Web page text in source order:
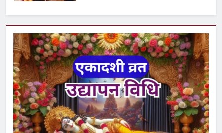
7
ekadashi vrat katha in hindi
एकादशी माहात्म्य
8
अजा एकादशी व्रत कथा – aja
ekadashi katha in hindi
एकादशी माहात्म्य